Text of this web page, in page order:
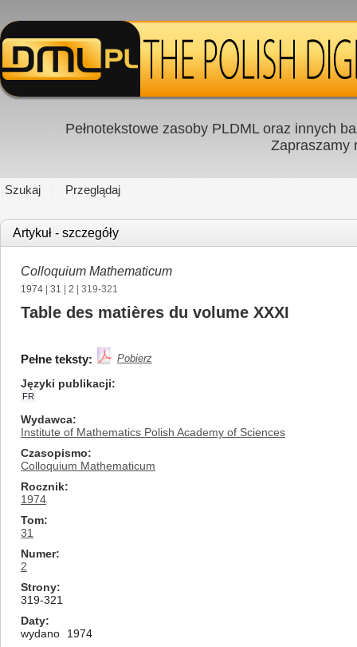
Pełnotekstowe zasoby PLDML oraz innych
Zapraszamy
Szukaj Przeglądaj
Artykuł - szczegóły
Colloquium Mathematicum
1974 31 2 | 319-321
Table des matières du volume XXXI
Pełne teksty: Pobierz
Języki publikacji
FR
Wydawca
Institute of Mathematics Polish Academy of Sciences
Czasopismo
Colloquium Mathematicum
Rocznik
1974
Tom
31
Numer
2
Strony
319-321
Daty
wydano
1974